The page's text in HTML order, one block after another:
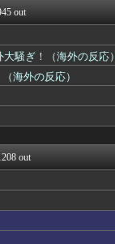
応まとめ
ポーツ
外・韓国の反...
ョキパー
報 海外の反...
グ
記＠海外の反...
ール 翻訳
out
騒ぎ！（海外の反応）
海外の反応）
out